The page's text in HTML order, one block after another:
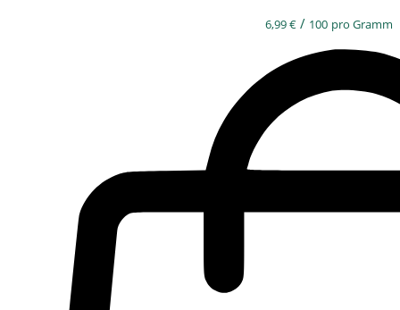
6,99€ / 100 pro Gramm